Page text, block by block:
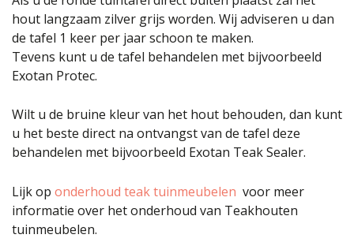
hout langzaam zilver grijs worden. Wij adviseren u dan
de tafel 1 keer per jaar schoon te maken.
Tevens kunt u de tafel behandelen met bijvoorbeeld
Exotan Protec.
Wilt u de bruine kleur van het hout behouden, dan kunt
u het beste direct na ontvangst van de tafel deze
behandelen met bijvoorbeeld Exotan Teak Sealer.
Lijk op onderhoud teak tuinmeubelen voor meer
informatie over het onderhoud van Teakhouten
tuinmeubelen.